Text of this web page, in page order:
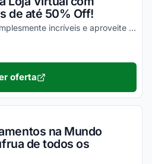
de até 50% Off!
Desfrute de vantagens simplesmente incríveis e aproveite com as melhores vantagens!
oferta
na Mundo
de todos os